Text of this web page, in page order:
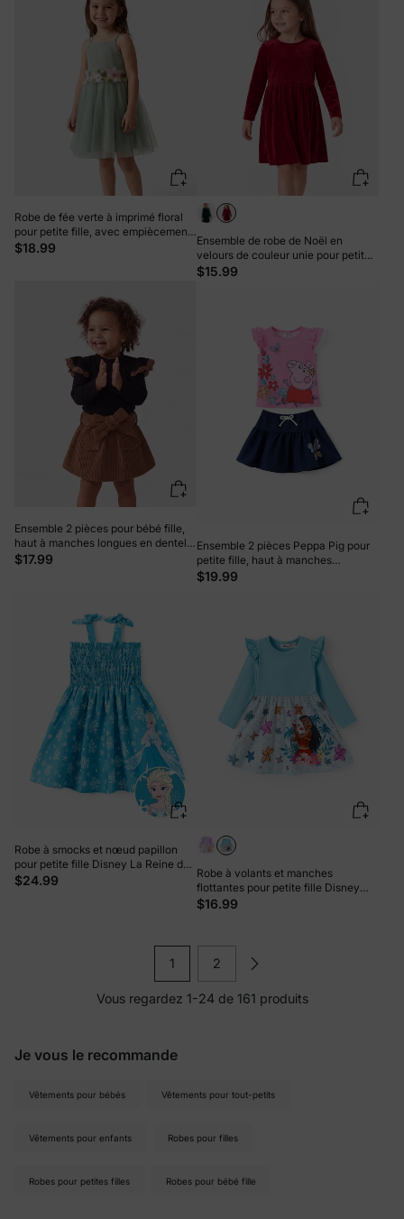
Robe de fée verte à imprimé floral
pour petite fille, avec empiècements
côtelés et superposition en maille
$18.99
Ensemble de robe de Noël en
velours de couleur unie pour petite
fille, rouge
$15.99
Ensemble 2 pièces pour bébé fille,
haut à manches longues en dentelle
et robe à ceinture, couleur unie,
$17.99
Ensemble 2 pièces Peppa Pig pour
petite fille, haut à manches
volantées et jupe à imprimé floral,
$19.99
Robe à smocks et nœud papillon
pour petite fille Disney La Reine des
Neiges, motif flocon de neige Elsa,
$24.99
Robe à volants et manches
flottantes pour petite fille Disney
Princess Moana Turquoise
$16.99
1 2
Vous regardez 1-24 de 161 produits
Je vous le recommande
Vêtements pour bébés Vêtements pour tout-petits
Vêtements pour enfants Robes pour filles
Robes pour petites filles Robes pour bébé fille